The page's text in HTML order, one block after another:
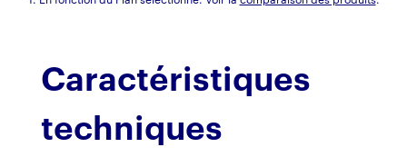
Caractéristiques
techniques